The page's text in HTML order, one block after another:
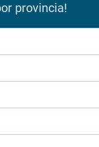
provincia!